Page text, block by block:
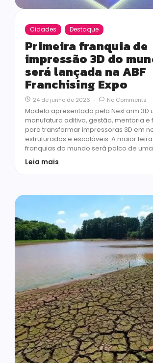
Cidades Destaque
Primeira franquia de
impressão 3D do
será lançada na ABF
Franchising Expo
24 de junho de 2026 - No Comments
Modelo apresentado pela NexFarm 3D
manufatura aditiva, gestão, mentoria e
para transformar impressoras 3D em
estruturados e escaláveis. A maior
franquias do mundo será palco de
Leia mais